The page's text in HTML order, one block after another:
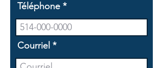
Téléphone
Courriel